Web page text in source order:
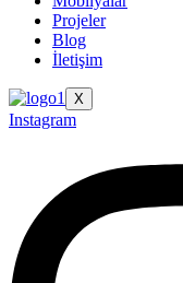
Projeler
Blog
İletişim
X
Instagram